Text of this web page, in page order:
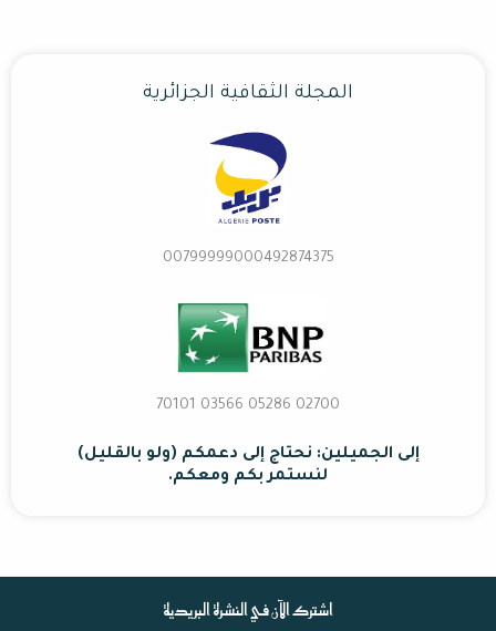
المجلة الثقافية الجزائرية
00799999000492874375
02700 70101 03566 05286
إلى الجميلين: نحتاج إلى دعمكم (ولو بالقليل)
لنستمر بكم ومعكم.
اشترك الآن في النشرة البريدية